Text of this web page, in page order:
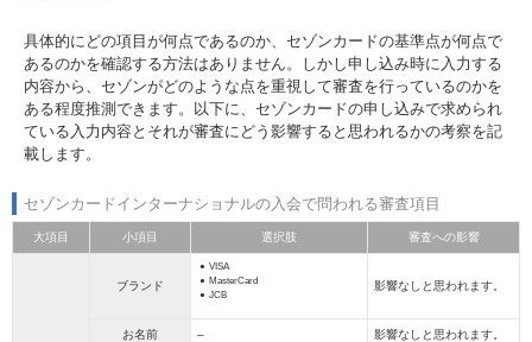
具体的にどの項目が何点であるのか、セゾンカードの基準点が何点で
あるのかを確認する方法はありません。しかし申し込み時に入力する
内容から、セゾンがどのような点を重視して審査を行っているのかを
ある程度推測できます。以下に、セゾンカードの申し込みで求められ
ている入力内容とそれが審査にどう影響すると思われるかの考察を記
載します。
セゾンカードインターナショナルの入会で問われる審査項目
大項目 小項目 選択肢 審査への影響
ブランド
VISA
MasterCard
JCB
影響なしと思われます。
お名前 – 影響なしと思われます。